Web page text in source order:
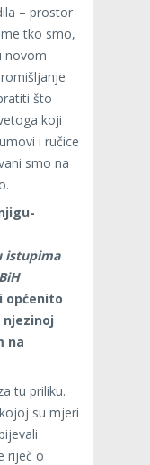
– prostor
tko smo,
novom
što
koji
i ručice
smo na
istupima
općenito
na
tu priliku.
su mjeri
riječ o